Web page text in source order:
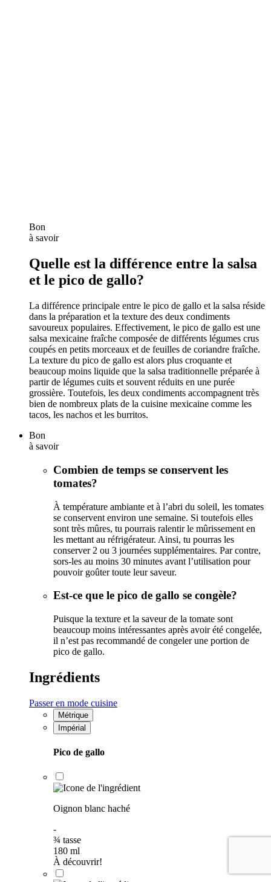
Bon
à savoir
Quelle est la différence entre la salsa
et le pico de gallo?
La différence principale entre le pico de gallo et la salsa réside
dans la préparation et la texture des deux condiments
savoureux populaires. Effectivement, le pico de gallo est une
salsa mexicaine fraîche composée de différents légumes crus
coupés en petits morceaux et de feuilles de coriandre fraîche.
La texture du pico de gallo est alors plus croquante et
beaucoup moins liquide que la salsa traditionnelle préparée à
partir de légumes cuits et souvent réduits en une purée
grossière. Toutefois, les deux condiments accompagnent très
bien de nombreux plats de la cuisine mexicaine comme les
tacos, les nachos et les burritos.
Bon
à savoir
Combien de temps se conservent les
tomates?
À température ambiante et à l’abri du soleil, les tomates
se conservent environ une semaine. Si toutefois elles
sont très mûres, tu pourrais ralentir le mûrissement en
les mettant au réfrigérateur. Ainsi, tu pourras les
conserver 2 ou 3 journées supplémentaires. Par contre,
sors-les au moins 30 minutes avant l’utilisation pour
pouvoir goûter toute leur saveur.
Est-ce que le pico de gallo se congèle?
Puisque la texture et la saveur de la tomate sont
beaucoup moins intéressantes après avoir été congelée,
il n’est pas recommandé de congeler une portion de
pico de gallo.
Ingrédients
Passer en mode cuisine
Métrique
Impérial
Pico de gallo
Oignon blanc haché
-
¾ tasse
180 ml
À découvrir!